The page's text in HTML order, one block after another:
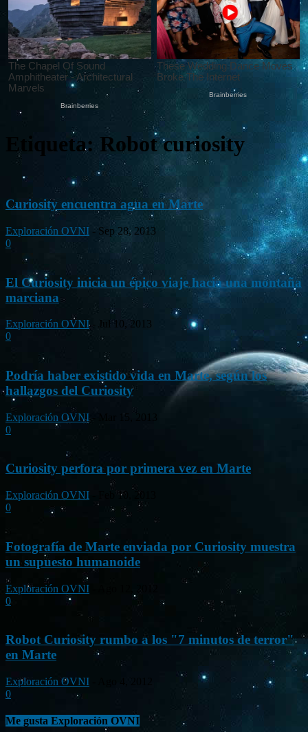
Etiqueta: Robot curiosity
Curiosity encuentra agua en Marte
Exploración OVNI - Sep 28, 2013
0
El Curiosity inicia un épico viaje hacia una montaña
marciana
Exploración OVNI -
Jul 10, 2013
0
Podría haber existido vida en Marte, según los
hallazgos del Curiosity
Exploración OVNI
0
Curiosity perfora por primera vez en Marte
Exploración OVNI
Feb 10, 2013
0
Fotografía de Marte enviada por Curiosity muestra
un supuesto humanoide
Exploración OVNI
0
Robot Curiosity rumbo a los "7 minutos de terror"
en Marte
Exploración OVNI
0
Me gusta Exploración OVNI